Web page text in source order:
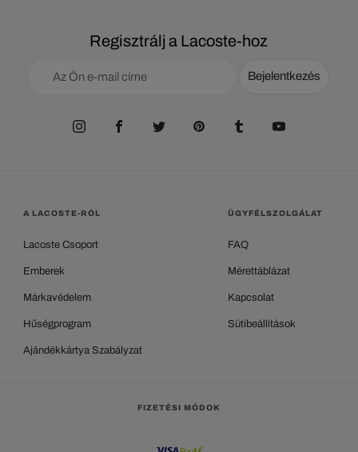
Regisztrálj a Lacoste-hoz
Bejelentkezés
A LACOSTE-RÓL
Lacoste Csoport
Emberek
Márkavédelem
Hűségprogram
Ajándékkártya Szabályzat
ÜGYFÉLSZOLGÁLAT
FAQ
Mérettáblázat
Kapcsolat
Sütibeállítások
FIZETÉSI MÓDOK